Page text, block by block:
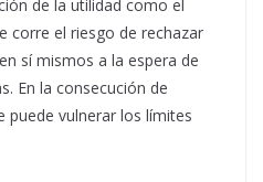
de la utilidad como el
corre el riesgo de rechazar
sí mismos a la espera de
En la consecución de
puede vulnerar los límites